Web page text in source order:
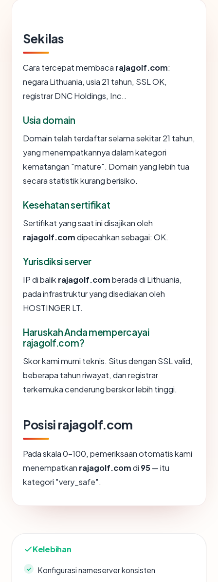
Sekilas
Cara tercepat membaca rajagolf.com:
negara Lithuania, usia 21 tahun, SSL OK,
registrar DNC Holdings, Inc..
Usia domain
Domain telah terdaftar selama sekitar 21 tahun,
yang menempatkannya dalam kategori
kematangan "mature". Domain yang lebih tua
secara statistik kurang berisiko.
Kesehatan sertifikat
Sertifikat yang saat ini disajikan oleh
rajagolf.comdipecahkan sebagai: OK.
Yurisdiksi server
IP di balik rajagolf.comberada di Lithuania,
pada infrastruktur yang disediakan oleh
HOSTINGER LT.
Haruskah Anda mempercayai
rajagolf.com?
Skor kami murni teknis. Situs dengan SSL valid,
beberapa tahun riwayat, dan registrar
terkemuka cenderung berskor lebih tinggi.
Posisi rajagolf.com
Pada skala 0-100, pemeriksaan otomatis kami
menempatkan rajagolf.comdi 95— itu
kategori "very_safe".
Kelebihan
Konfigurasi nameserver konsisten